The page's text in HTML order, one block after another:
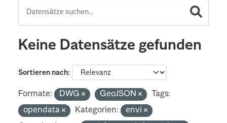
Keine Datensätze gefunden
Sortieren nach
Formate: DWG GeoJSON
Tags:
opendata
Kategorien:
envi